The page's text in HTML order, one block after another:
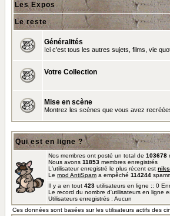
Les Expos
Le reste
Généralités
Ici c'est tous les autres sujets, films, vie
Votre Collection
Mise en scène
Montrez les scènes que vous avez
Qui est en ligne ?
Nos membres ont posté un total de 103678
Nous avons 11853 membres enregistrés
L'utilisateur enregistré le plus récent est
Le mod AntiSpam a empêché 114244
Il y a en tout 423 utilisateurs en ligne :: 0
Le record du nombre d'utilisateurs en ligne
Utilisateurs enregistrés : Aucun
Ces données sont basées sur les utilisateurs actifs des